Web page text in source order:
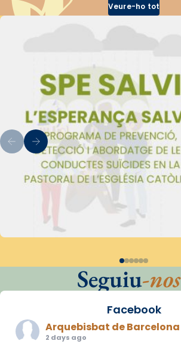
Veure-ho tot
Seguiu-nos
Facebook
Arquebisbat de Barcelona
2 days ago